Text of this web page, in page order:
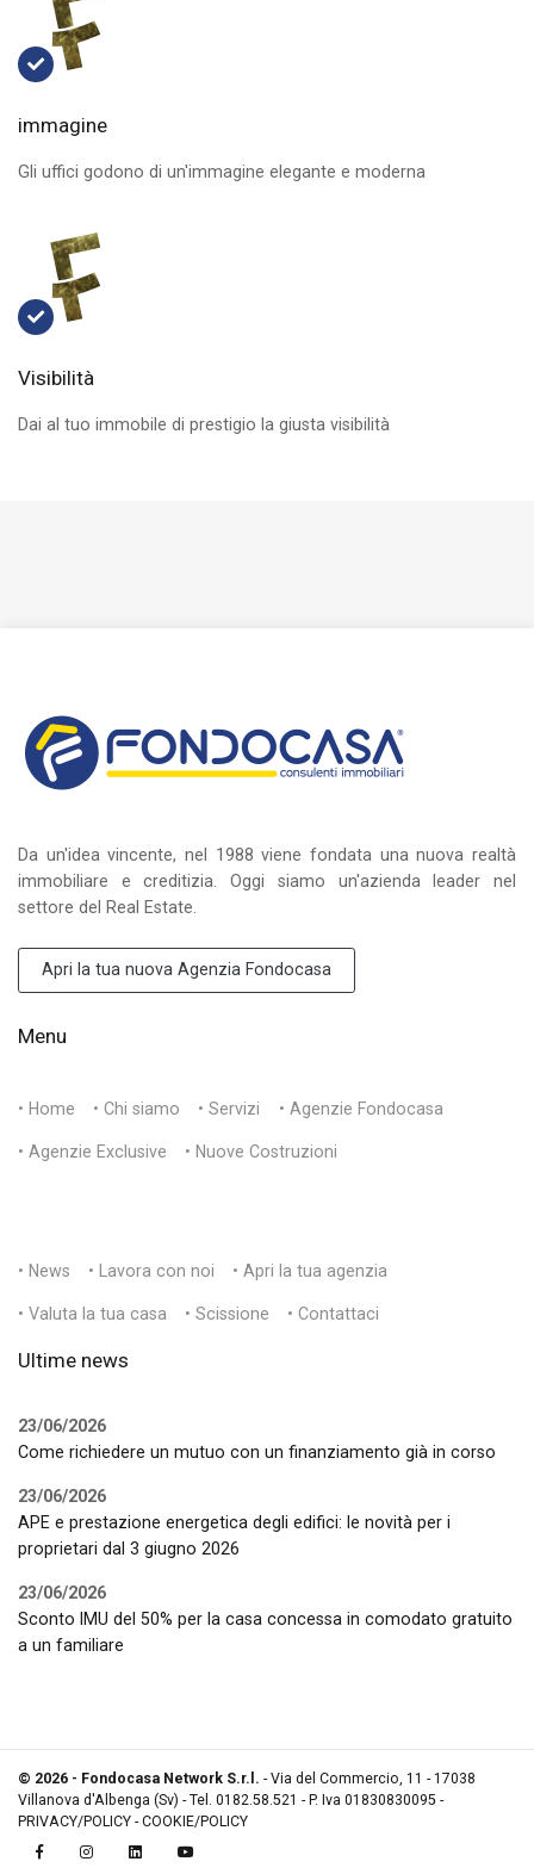
immagine
Gli uffici godono di un'immagine elegante e moderna
Visibilità
Dai al tuo immobile di prestigio la giusta visibilità
Da un'idea vincente, nel 1988 viene fondata una nuova realtà
immobiliare e creditizia. Oggi siamo un'azienda leader nel
settore del Real Estate.
Apri la tua nuova Agenzia Fondocasa
Menu
• Home • Chi siamo • Servizi • Agenzie Fondocasa
• Agenzie Exclusive • Nuove Costruzioni
• News • Lavora con noi • Apri la tua agenzia
• Valuta la tua casa • Scissione • Contattaci
Ultime news
23/06/2026
Come richiedere un mutuo con un finanziamento già in corso
23/06/2026
APE e prestazione energetica degli edifici: le novità per i
proprietari dal 3 giugno 2026
23/06/2026
Sconto IMU del 50% per la casa concessa in comodato gratuito
a un familiare
© 2026 - Fondocasa Network S.r.l. - Via del Commercio, 11 - 17038
Villanova d'Albenga (Sv) - Tel. 0182.58.521 - P. Iva 01830830095 -
PRIVACY/POLICY -COOKIE/POLICY